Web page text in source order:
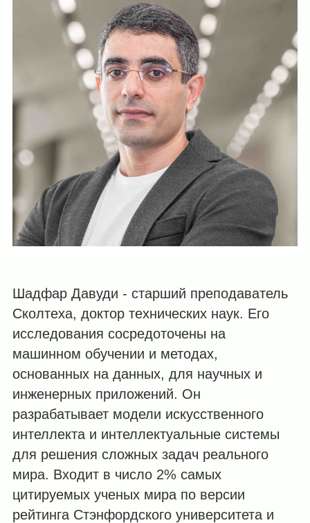
Шадфар Давуди - старший преподаватель
Сколтеха, доктор технических наук. Его
исследования сосредоточены на
машинном обучении и методах,
основанных на данных, для научных и
инженерных приложений. Он
разрабатывает модели искусственного
интеллекта и интеллектуальные системы
для решения сложных задач реального
мира. Входит в число 2% самых
цитируемых ученых мира по версии
рейтинга Стэнфордского университета и